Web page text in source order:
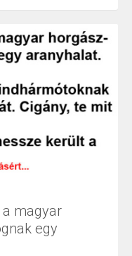
a magyar
egy